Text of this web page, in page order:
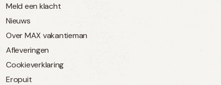
Meld een klacht
Nieuws
Over MAX vakantieman
Afleveringen
Cookieverklaring
Eropuit